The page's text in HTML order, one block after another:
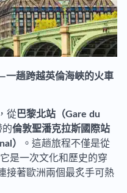
一趟跨越英倫海峽的火車
從 巴黎北站（Gare du
的倫敦聖潘克拉斯國際站
）
。這趟旅程不僅是從
是一次文化和歷史的穿
接著歐洲兩個最炙手可熱